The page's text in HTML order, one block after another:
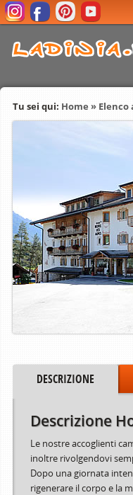
Tu sei qui: Home» Elenco
DESCRIZIONE
Descrizione
Le nostre accoglienti
inoltre rivolgendovi
Dopo una giornata
rigenerare il corpo e la